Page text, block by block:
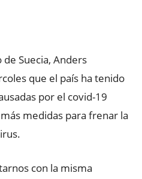
Suecia, Anders
que el país ha tenido
por el covid-19
medidas para frenar la
con la misma